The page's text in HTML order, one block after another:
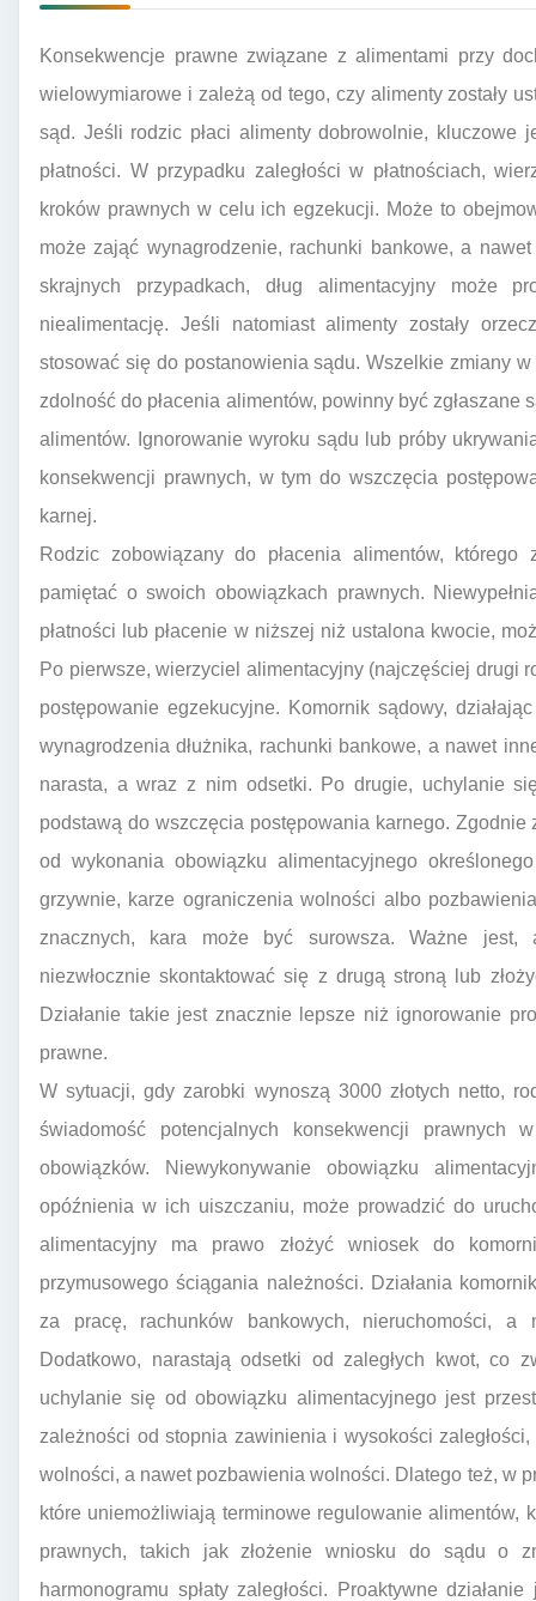
Konsekwencje prawne związane z alimentami przy
wielowymiarowe i zależą od tego, czy alimenty zostały
sąd. Jeśli rodzic płaci alimenty dobrowolnie, kluczowe
płatności. W przypadku zaległości w płatnościach,
kroków prawnych w celu ich egzekucji. Może to
może zająć wynagrodzenie, rachunki bankowe, a
skrajnych przypadkach, dług alimentacyjny może
niealimentację. Jeśli natomiast alimenty zostały
stosować się do postanowienia sądu. Wszelkie zmiany
zdolność do płacenia alimentów, powinny być
alimentów. Ignorowanie wyroku sądu lub próby
konsekwencji prawnych, w tym do wszczęcia
karnej.
Rodzic zobowiązany do płacenia alimentów,
pamiętać o swoich obowiązkach prawnych.
płatności lub płacenie w niższej niż ustalona kwocie,
Po pierwsze, wierzyciel alimentacyjny (najczęściej drugi
postępowanie egzekucyjne. Komornik sądowy,
wynagrodzenia dłużnika, rachunki bankowe, a nawet
narasta, a wraz z nim odsetki. Po drugie, uchylanie
podstawą do wszczęcia postępowania karnego.
od wykonania obowiązku alimentacyjnego
grzywnie, karze ograniczenia wolności albo
znacznych, kara może być surowsza. Ważne jest,
niezwłocznie skontaktować się z drugą stroną lub
Działanie takie jest znacznie lepsze niż ignorowanie
prawne.
W sytuacji, gdy zarobki wynoszą 3000 złotych netto,
świadomość potencjalnych konsekwencji prawnych
obowiązków. Niewykonywanie obowiązku
opóźnienia w ich uiszczaniu, może prowadzić do
alimentacyjny ma prawo złożyć wniosek do
przymusowego ściągania należności. Działania
za pracę, rachunków bankowych, nieruchomości, a
Dodatkowo, narastają odsetki od zaległych kwot, co
uchylanie się od obowiązku alimentacyjnego jest
zależności od stopnia zawinienia i wysokości
wolności, a nawet pozbawienia wolności. Dlatego też, w
które uniemożliwiają terminowe regulowanie alimentów,
prawnych, takich jak złożenie wniosku do sądu o
harmonogramu spłaty zaległości. Proaktywne